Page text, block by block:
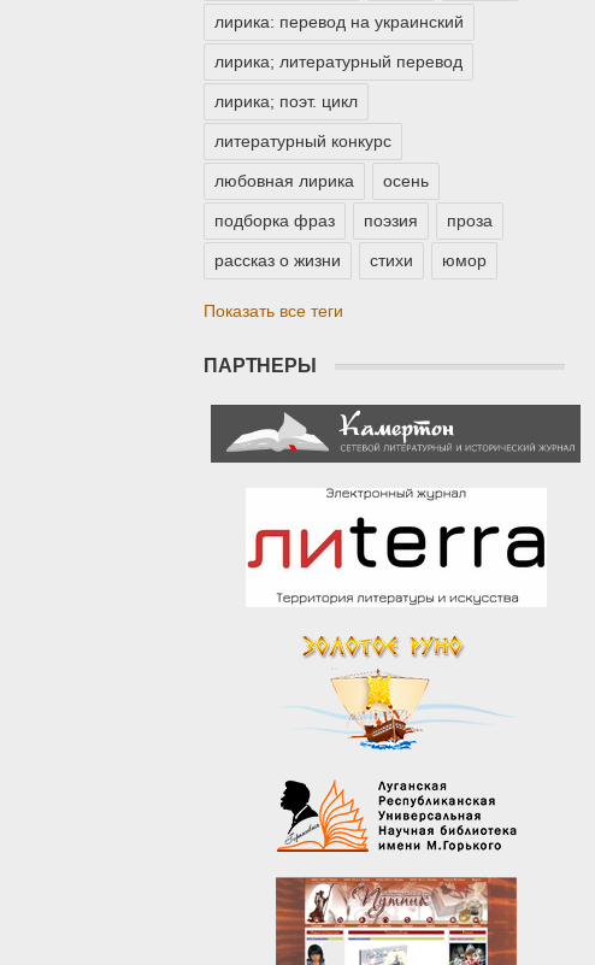
лирика: перевод на украинский
лирика; литературный перевод
лирика; поэт. цикл
литературный конкурс
любовная лирика осень
подборка фраз поэзия проза
рассказ о жизни стихи юмор
Показать все теги
ПАРТНЕРЫ